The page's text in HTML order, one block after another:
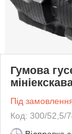
Гумова
Під
Код: 300/52,5/